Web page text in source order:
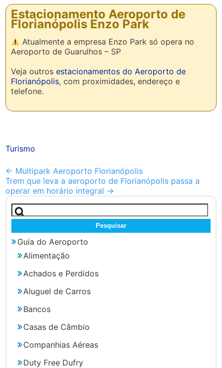
Estacionamento Aeroporto de
Florianópolis Enzo Park
Atualmente a empresa Enzo Park só opera no
Aeroporto de Guarulhos – SP
Veja outrosestacionamentos do Aeroporto de
Florianópolis, com proximidades, endereço e
telefone.
Turismo
Outros
artigos
← Multipark Aeroporto Florianópolis
Trem que leva a aeroporto de Florianópolis passa a
operar em horário integral →
Pesquisar
por:
Guia do Aeroporto
Alimentação
Achados e Perdidos
Aluguel de Carros
Bancos
Casas de Câmbio
Companhias Aéreas
Duty Free Dufry